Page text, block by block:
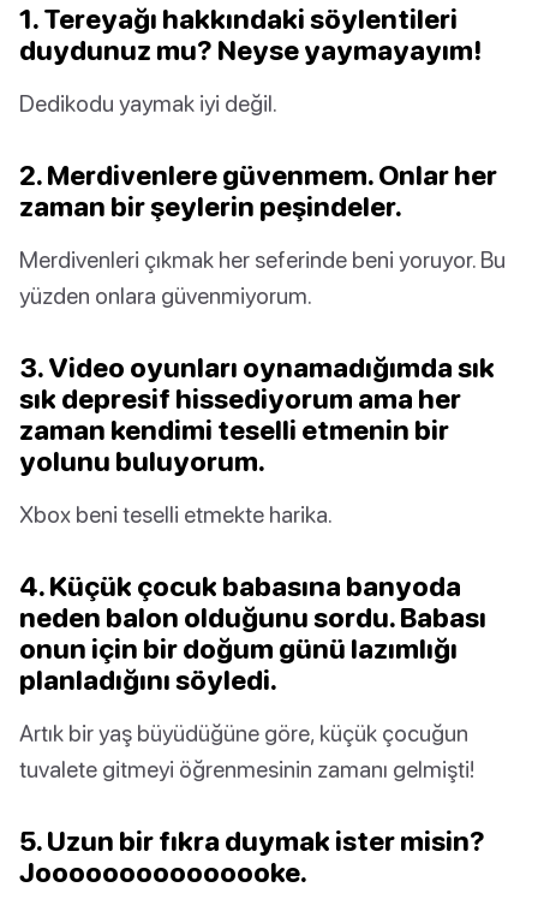
1. Tereyağı hakkındaki söylentileri
duydunuz mu? Neyse yaymayayım!
Dedikodu yaymak iyi değil.
2. Merdivenlere güvenmem. Onlar her
zaman bir şeylerin peşindeler.
Merdivenleri çıkmak her seferinde beni yoruyor. Bu
yüzden onlara güvenmiyorum.
3. Video oyunları oynamadığımda sık
sık depresif hissediyorum ama her
zaman kendimi teselli etmenin bir
yolunu buluyorum.
Xbox beni teselli etmekte harika.
4. Küçük çocuk babasına banyoda
neden balon olduğunu sordu. Babası
onun için bir doğum günü lazımlığı
planladığını söyledi.
Artık bir yaş büyüdüğüne göre, küçük çocuğun
tuvalete gitmeyi öğrenmesinin zamanı gelmişti!
5. Uzun bir fıkra duymak ister misin?
Jooooooooooooooke.